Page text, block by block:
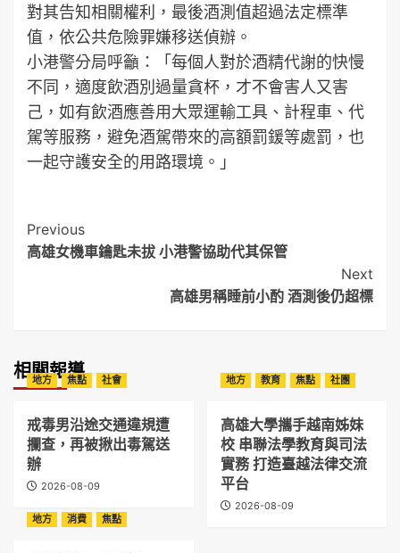
對其告知相關權利，最後酒測值超過法定標準
值，依公共危險罪嫌移送偵辦。
小港警分局呼籲：「每個人對於酒精代謝的快慢
不同，適度飲酒別過量貪杯，才不會害人又害
己，如有飲酒應善用大眾運輸工具、計程車、代
駕等服務，避免酒駕帶來的高額罰鍰等處罰，也
一起守護安全的用路環境。」
Post
Navigation
Previous
高雄女機車鑰匙未拔 小港警協助代其保管
Next
高雄男稱睡前小酌 酒測後仍超標
相關報導
地方 焦點 社會
戒毒男沿途交通違規遭
攔查，再被揪出毒駕送
辦
2026-08-09
地方 教育 焦點 社團
高雄大學攜手越南姊妹
校 串聯法學教育與司法
實務 打造臺越法律交流
平台
2026-08-09
地方
消費 焦點